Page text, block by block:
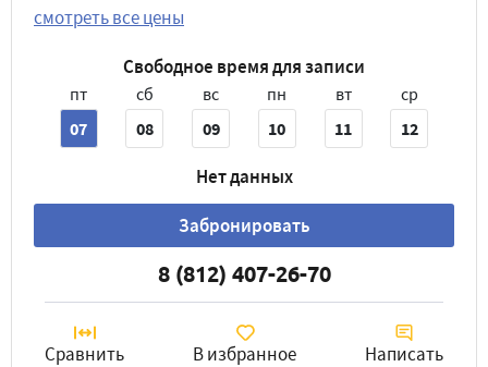
смотреть все цены
Свободное время для записи
пт
07
сб
08
вс
09
пн
10
вт
11
ср
12
Нет данных
Забронировать
8 (812) 407-26-70
Сравнить В избранное Написать